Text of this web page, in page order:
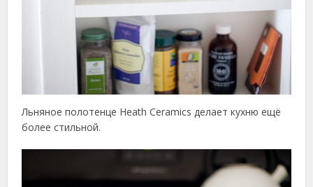
Льняное полотенце Heath Ceramics делает кухню ещё
более стильной.